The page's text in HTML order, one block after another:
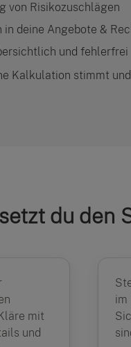
von Risikozuschlägen
deine Angebote &
und fehlerfrei
Kalkulation stimmt
du den
mit
und
im